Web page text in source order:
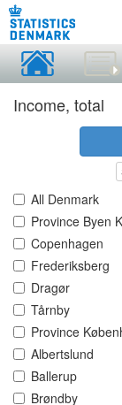
Income, total
All Denmark
Province Byen
Copenhagen
Frederiksberg
Dragør
Tårnby
Province
Albertslund
Ballerup
Brøndby